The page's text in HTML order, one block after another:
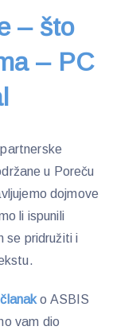
– što
– PC
u Poreču
dojmove
li ispunili
se pridružiti i
članako ASBIS
vam dio